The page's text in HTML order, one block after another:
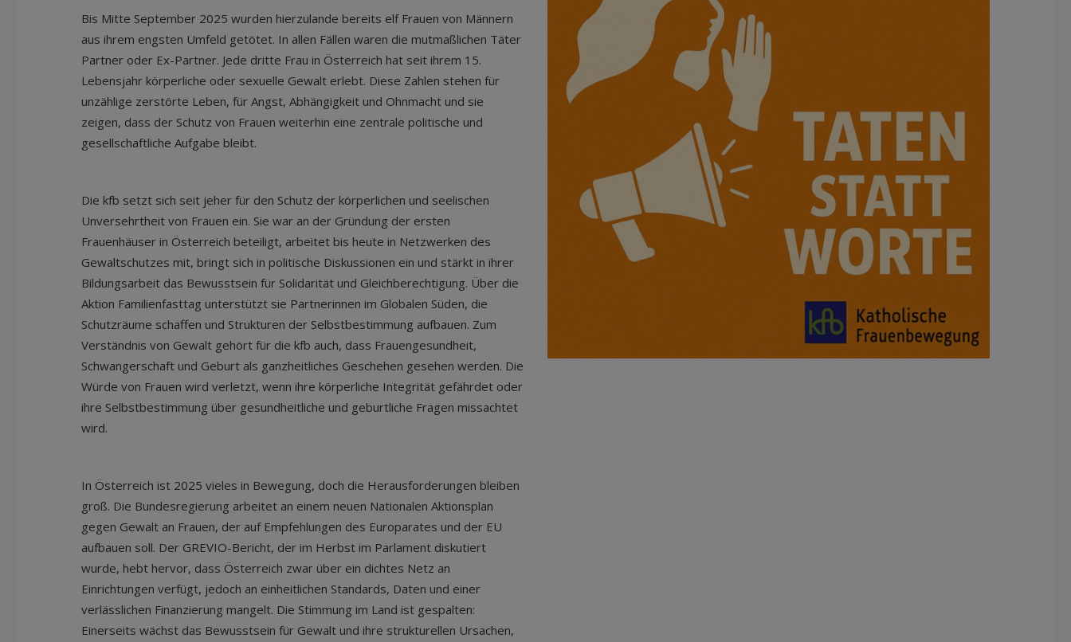
Bis Mitte September 2025 wurden hierzulande bereits elf Frauen von Männern
aus ihrem engsten Umfeld getötet. In allen Fällen waren die mutmaßlichen Täter
Partner oder Ex-Partner. Jede dritte Frau in Österreich hat seit ihrem 15.
Lebensjahr körperliche oder sexuelle Gewalt erlebt. Diese Zahlen stehen für
unzählige zerstörte Leben, für Angst, Abhängigkeit und Ohnmacht und sie
zeigen, dass der Schutz von Frauen weiterhin eine zentrale politische und
gesellschaftliche Aufgabe bleibt.
Die kfb setzt sich seit jeher für den Schutz der körperlichen und seelischen
Unversehrtheit von Frauen ein. Sie war an der Gründung der ersten
Frauenhäuser in Österreich beteiligt, arbeitet bis heute in Netzwerken des
Gewaltschutzes mit, bringt sich in politische Diskussionen ein und stärkt in ihrer
Bildungsarbeit das Bewusstsein für Solidarität und Gleichberechtigung. Über die
Aktion Familienfasttag unterstützt sie Partnerinnen im Globalen Süden, die
Schutzräume schaffen und Strukturen der Selbstbestimmung aufbauen. Zum
Verständnis von Gewalt gehört für die kfb auch, dass Frauengesundheit,
Schwangerschaft und Geburt als ganzheitliches Geschehen gesehen werden. Die
Würde von Frauen wird verletzt, wenn ihre körperliche Integrität gefährdet oder
ihre Selbstbestimmung über gesundheitliche und geburtliche Fragen missachtet
wird.
In Österreich ist 2025 vieles in Bewegung, doch die Herausforderungen bleiben
groß. Die Bundesregierung arbeitet an einem neuen Nationalen Aktionsplan
gegen Gewalt an Frauen, der auf Empfehlungen des Europarates und der EU
aufbauen soll. Der GREVIO-Bericht, der im Herbst im Parlament diskutiert
wurde, hebt hervor, dass Österreich zwar über ein dichtes Netz an
Einrichtungen verfügt, jedoch an einheitlichen Standards, Daten und einer
verlässlichen Finanzierung mangelt. Die Stimmung im Land ist gespalten:
Einerseits wächst das Bewusstsein für Gewalt und ihre strukturellen Ursachen,